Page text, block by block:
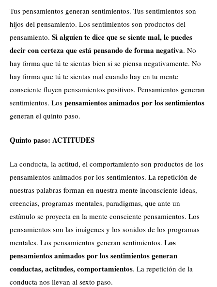
Tus pensamientos generan sentimientos. Tus sentimientos son
hijos del pensamiento. Los sentimientos son productos del
pensamiento. Si alguien te dice que se siente mal, le puedes
decir con certeza que está pensando de forma negativa. No
hay forma que tú te sientas bien si se piensa negativamente. No
hay forma que tú te sientas mal cuando hay en tu mente
consciente fluyen pensamientos positivos. Pensamientos generan
sentimientos. Los pensamientos animados por los sentimientos
generan el quinto paso.
Quinto paso: ACTITUDES
La conducta, la actitud, el comportamiento son productos de los
pensamientos animados por los sentimientos. La repetición de
nuestras palabras forman en nuestra mente inconsciente ideas,
creencias, programas mentales, paradigmas, que ante un
estímulo se proyecta en la mente consciente pensamientos. Los
pensamientos son las imágenes y los sonidos de los programas
mentales. Los pensamientos generan sentimientos. Los
pensamientos animados por los sentimientos generan
conductas, actitudes, comportamientos. La repetición de la
conducta nos llevan al sexto paso.